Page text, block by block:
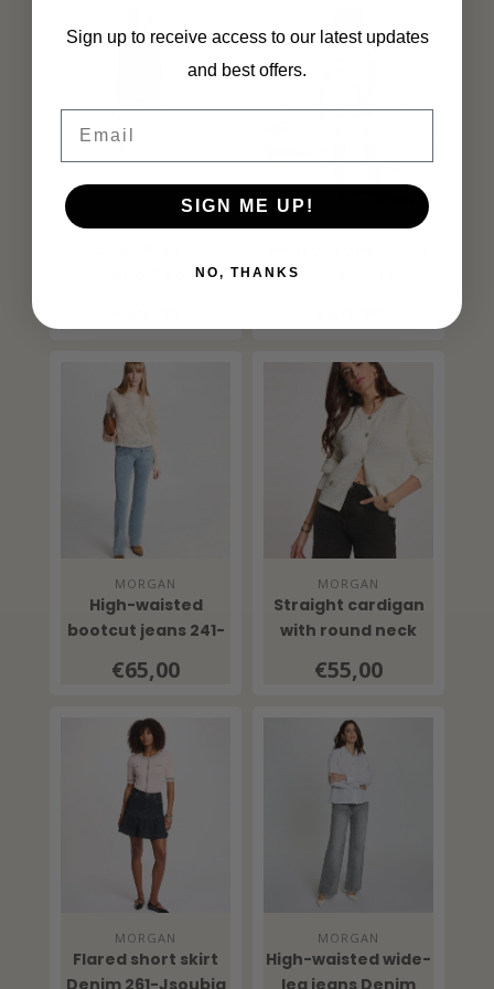
G-MAXX MI PIACE
Ornaments Print
MORGAN
High-waisted
bootcut jeans 241-
€65,00
MORGAN
Straight cardigan
with round neck
White
€55,00
MORGAN
Flared short skirt
MORGAN
High-waisted wide-
Sign up to receive access to our latest updates
and best offers.
SIGN ME UP!
NO, THANKS